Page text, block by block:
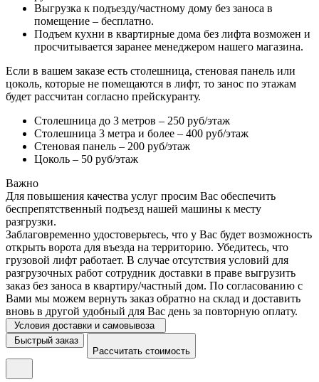
Выгрузка к подъезду/частному дому без заноса в
помещение – бесплатно.
Подъем кухни в квартирные дома без лифта возможен и
просчитывается заранее менеджером нашего магазина.
Если в вашем заказе есть столешница, стеновая панель или
цоколь, которые не помещаются в лифт, то занос по этажам
будет рассчитан согласно прейскуранту.
Столешница до 3 метров – 250 руб/этаж
Столешница 3 метра и более – 400 руб/этаж
Стеновая панель – 200 руб/этаж
Цоколь – 50 руб/этаж
Важно
Для повышения качества услуг просим Вас обеспечить
беспрепятственный подъезд нашей машины к месту
разгрузки.
Заблаговременно удостоверьтесь, что у Вас будет возможность
открыть ворота для въезда на территорию. Убедитесь, что
грузовой лифт работает. В случае отсутствия условий для
разгрузочных работ сотрудник доставки в праве выгрузить
заказ без заноса в квартиру/частный дом. По согласованию с
Вами мы можем вернуть заказ обратно на склад и доставить
вновь в другой удобный для Вас день за повторную оплату.
Условия доставки и самовывоза
Быстрый заказ
Рассчитать стоимость